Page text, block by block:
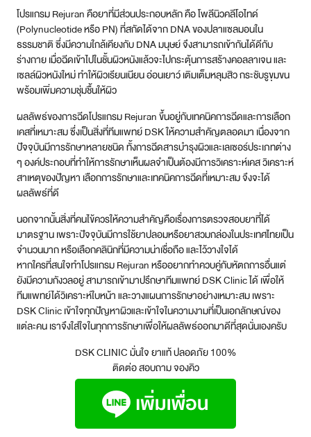
โปรแกรม Rejuran คือยาที่มีส่วนประกอบหลัก คือ โพลีนิวคลีโอไทด์
(Polynucleotide หรือ PN) ที่สกัดได้จาก DNA ของปลาแซลมอนใน
ธรรมชาติ ซึ่งมีความใกล้เคียงกับ DNA มนุษย์ จึงสามารถเข้ากันได้ดีกับ
ร่างกาย เมื่อฉีดเข้าไปในชั้นผิวหนังแล้วจะไปกระตุ้นการสร้างคอลลาเจน และ
เซลล์ผิวหนังใหม่ ทำให้ผิวเรียนเนียน อ่อนเยาว์ เติมเต็มหลุมสิว กระชับรูขุมขน
พร้อมเพิ่มความชุ่มชื้นให้ผิว
ผลลัพธ์ของการฉีดโปรแกรม Rejuran ขึ้นอยู่กับเทคนิคการฉีดและการเลือก
เคสที่เหมาะสม ซึ่งเป็นสิ่งที่ทีมแพทย์ DSK ให้ความสำคัญตลอดมา เนื่องจาก
ปัจจุบันมีการรักษาหลายชนิด ทั้งการฉีดสารบำรุงผิวและเลเซอร์ประเภทต่าง
ๆ องค์ประกอบที่ทำให้การรักษาเห็นผลจำเป็นต้องมีการวิเคราะห์เคส วิเคราะห์
สาเหตุของปัญหา เลือกการรักษาและเทคนิคการฉีดที่เหมาะสม จึงจะได้
ผลลัพธ์ที่ดี
นอกจากนั้นสิ่งที่คนไข้ควรให้ความสำคัญคือเรื่องการตรวจสอบยาที่ได้
มาตรฐาน เพราะปัจจุบันมีการใช้ยาปลอมหรือยาสวมกล่องในประเทศไทยเป็น
จำนวนมาก หรือเลือกคลินิกที่มีความน่าเชื่อถือ และไว้วางใจได้
หากใครที่สนใจทำโปรแกรม Rejuran หรืออยากทำควบคู่กับหัตถการอื่นแต่
ยังมีความกังวลอยู่ สามารถเข้ามาปรึกษาทีมแพทย์ DSK Clinic ได้ เพื่อให้
ทีมแพทย์ได้วิเคราะห์ใบหน้า และวางแผนการรักษาอย่างเหมาะสม เพราะ
DSK Clinic เข้าใจทุกปัญหาผิวและเข้าใจในความงามที่เป็นเอกลักษณ์ของ
แต่ละคน เราจึงใส่ใจในทุกการรักษาเพื่อให้ผลลัพธ์ออกมาดีที่สุดนั่นเองครับ
DSK CLINIC มั่นใจ ยาแท้ ปลอดภัย 100%
ติดต่อ สอบถาม จองคิว